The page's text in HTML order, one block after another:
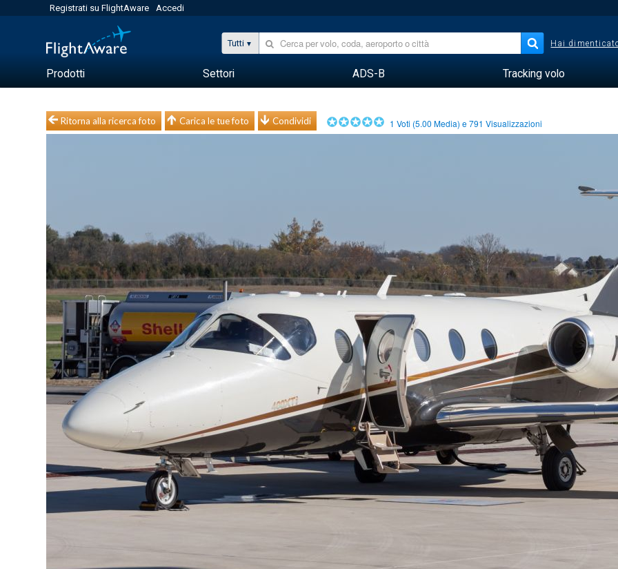
Registrati su FlightAware Accedi
Tutti Hai
Prodotti Settori ADS-B Tracking volo
Ritorna alla ricerca foto Carica le tue foto Condividi 1 Voti (5.00 Media) e791 Visualizzazioni